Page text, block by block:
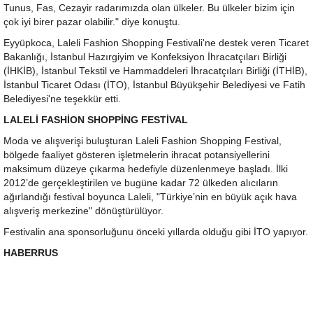
Tunus, Fas, Cezayir radarımızda olan ülkeler. Bu ülkeler bizim için
çok iyi birer pazar olabilir." diye konuştu.
Eyyüpkoca, Laleli Fashion Shopping Festivali'ne destek veren Ticaret
Bakanlığı, İstanbul Hazırgiyim ve Konfeksiyon İhracatçıları Birliği
(İHKİB), İstanbul Tekstil ve Hammaddeleri İhracatçıları Birliği (İTHİB),
İstanbul Ticaret Odası (İTO), İstanbul Büyükşehir Belediyesi ve Fatih
Belediyesi'ne teşekkür etti.
LALELİ FASHİON SHOPPİNG FESTİVAL
Moda ve alışverişi buluşturan Laleli Fashion Shopping Festival,
bölgede faaliyet gösteren işletmelerin ihracat potansiyellerini
maksimum düzeye çıkarma hedefiyle düzenlenmeye başladı. İlki
2012’de gerçekleştirilen ve bugüne kadar 72 ülkeden alıcıların
ağırlandığı festival boyunca Laleli, "Türkiye’nin en büyük açık hava
alışveriş merkezine" dönüştürülüyor.
Festivalin ana sponsorluğunu önceki yıllarda olduğu gibi İTO yapıyor.
HABERRUS